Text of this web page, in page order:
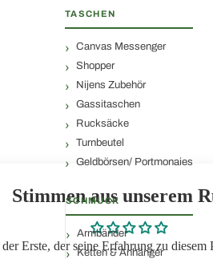
TASCHEN
Canvas Messenger
Shopper
Nijens Zubehör
Gassitaschen
Rucksäcke
Turnbeutel
Geldbörsen/ Portmonaies
SCHMUCK
Armbänder
Ketten & Anhänger
Stimmen aus unserem
der Erste, der seine Erfahrung zu diesem